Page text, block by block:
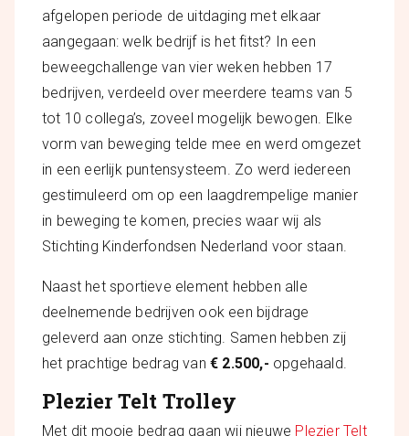
afgelopen periode de uitdaging met elkaar
aangegaan: welk bedrijf is het fitst? In een
beweegchallenge van vier weken hebben 17
bedrijven, verdeeld over meerdere teams van 5
tot 10 collega’s, zoveel mogelijk bewogen. Elke
vorm van beweging telde mee en werd omgezet
in een eerlijk puntensysteem. Zo werd iedereen
gestimuleerd om op een laagdrempelige manier
in beweging te komen, precies waar wij als
Stichting Kinderfondsen Nederland voor staan.
Naast het sportieve element hebben alle
deelnemende bedrijven ook een bijdrage
geleverd aan onze stichting. Samen hebben zij
het prachtige bedrag van € 2.500,- opgehaald.
Plezier Telt Trolley
Met dit mooie bedrag gaan wij nieuwe Plezier Telt